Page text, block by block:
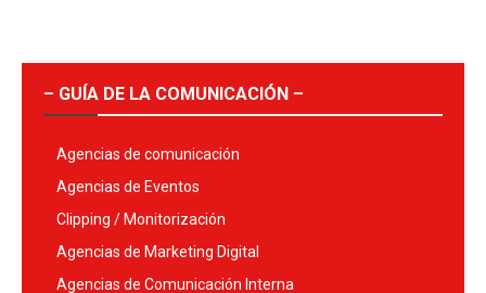
– GUÍA DE LA COMUNICACIÓN –
Agencias de comunicación
Agencias de Eventos
Clipping / Monitorización
Agencias de Marketing Digital
Agencias de Comunicación Interna